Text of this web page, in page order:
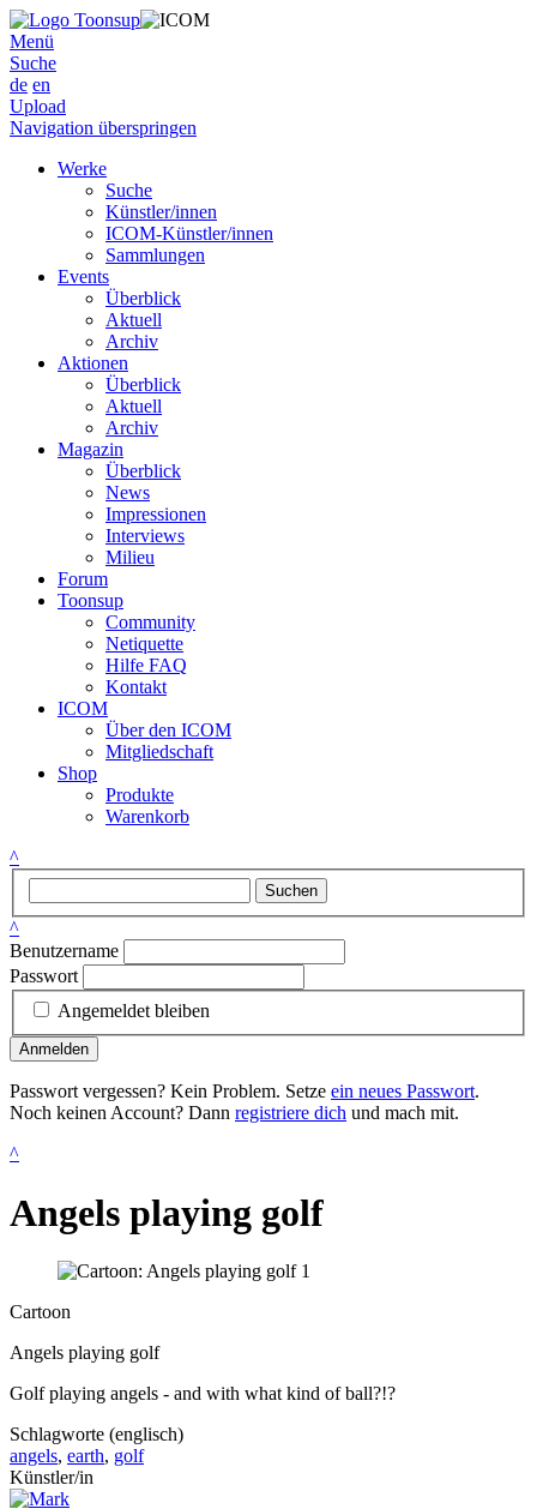
Menü
Suche
de en
Upload
Navigation überspringen
Werke
Suche
Künstler/innen
ICOM-Künstler/innen
Sammlungen
Events
Überblick
Aktuell
Archiv
Aktionen
Überblick
Aktuell
Archiv
Magazin
Überblick
News
Impressionen
Interviews
Milieu
Forum
Toonsup
Community
Netiquette
Hilfe FAQ
Kontakt
ICOM
Über den ICOM
Mitgliedschaft
Shop
Produkte
Warenkorb
^
Suchen
^
Benutzername
Passwort
Angemeldet bleiben
Anmelden
Passwort vergessen? Kein Problem. Setze ein neues Passwort.
Noch keinen Account? Dann registriere dich und mach mit.
^
Angels playing golf
Cartoon
Angels playing golf
Golf playing angels - and with what kind of ball?!?
Schlagworte (englisch)
angels, earth, golf
Künstler/in